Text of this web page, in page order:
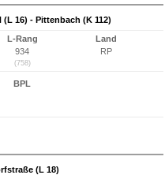
16) - Pittenbach (K 112)
L-Rang
934
(758)
Land
RP
BPL
(L 18)